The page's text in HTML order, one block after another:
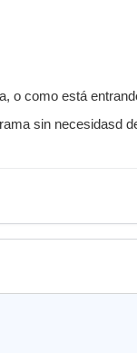
o como está
sin necesidasd